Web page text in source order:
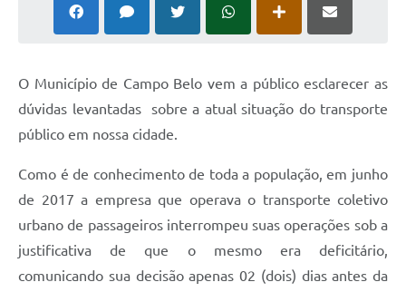
O Município de Campo Belo vem a público esclarecer as
dúvidas levantadas sobre a atual situação do transporte
público em nossa cidade.
Como é de conhecimento de toda a população, em junho
de 2017 a empresa que operava o transporte coletivo
urbano de passageiros interrompeu suas operações sob a
justificativa de que o mesmo era deficitário,
comunicando sua decisão apenas 02 (dois) dias antes da